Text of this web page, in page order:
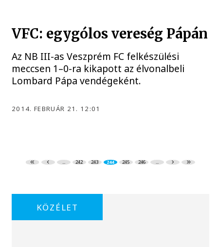
VFC: egygólos vereség Pápán
Az NB III-as Veszprém FC felkészülési
meccsen 1–0-ra kikapott az élvonalbeli
Lombard Pápa vendégeként.
2014. FEBRUÁR 21. 12:01
... 242 243 244 245 246 ...
KÖZÉLET